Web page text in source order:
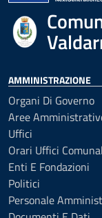
AMMINISTRAZIONE
Organi Di Governo
Aree
Uffici
Orari Uffici
Enti E Fondazioni
Politici
Personale